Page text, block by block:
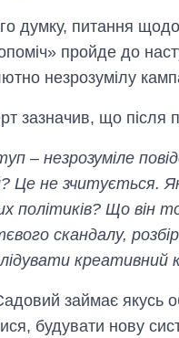
думку, питання
пройде до
незрозумілу
зазначив, що після
– незрозуміле
Це не зчитується.
політиків? Що він
скандалу,
креативний
займає якусь
будувати нову